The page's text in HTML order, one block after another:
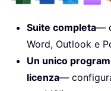
Suite completa—
Word, Outlook e
Un unico
licenza—